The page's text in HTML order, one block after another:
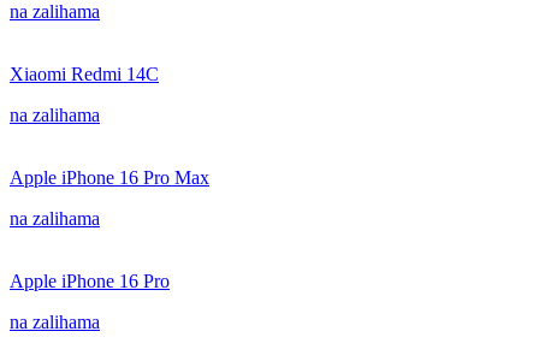
na zalihama
Xiaomi Redmi 14C
na zalihama
Apple iPhone 16 Pro Max
na zalihama
Apple iPhone 16 Pro
na zalihama